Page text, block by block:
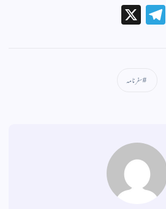
W
ha
Te
le
a
m
سفر نامہ